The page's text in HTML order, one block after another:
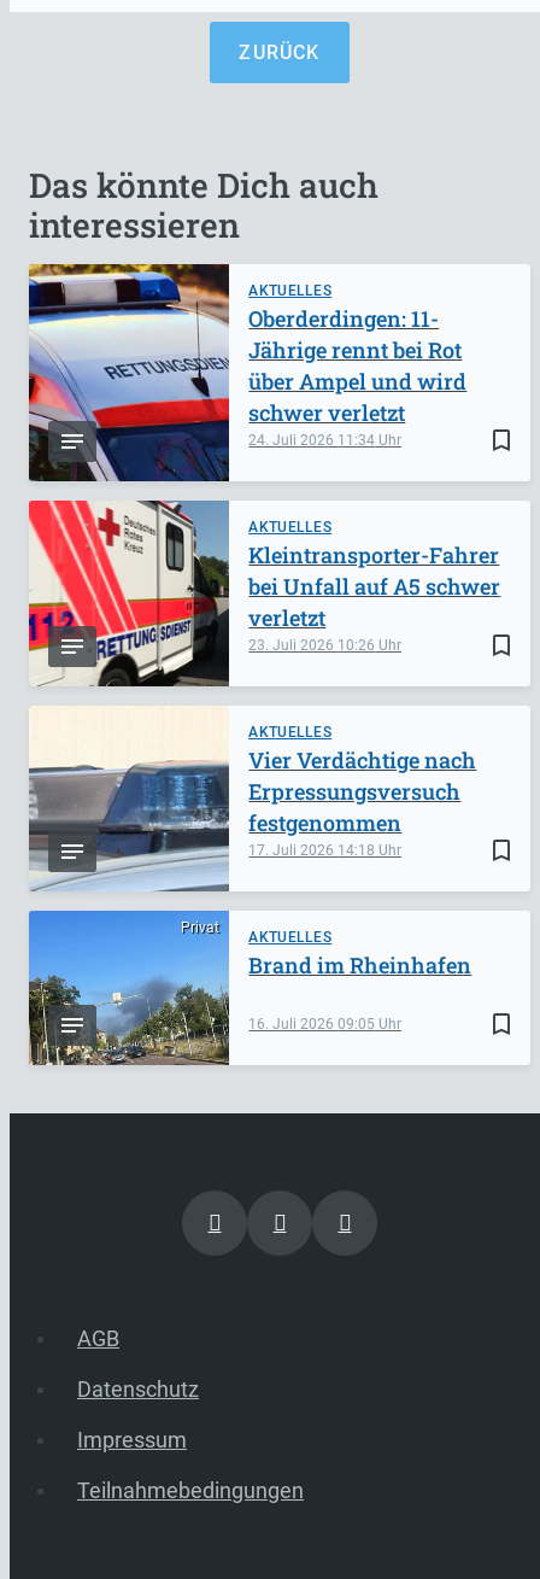
ZURÜCK
Das könnte Dich auch
interessieren
AKTUELLES
bookmark_border
24. Juli 2026 11:34
Oberderdingen: 11-
Jährige rennt bei Rot
über Ampel und wird
schwer verletzt
AKTUELLES
bookmark_border
23. Juli 2026 10:26
Kleintransporter-Fahrer
bei Unfall auf A5 schwer
verletzt
AKTUELLES
bookmark_border
17. Juli 2026 14:18
Vier Verdächtige nach
Erpressungsversuch
festgenommen
Privat
AKTUELLES
bookmark_border
16. Juli 202609:05
Brand im Rheinhafen
AGB
Datenschutz
Impressum
Teilnahmebedingungen